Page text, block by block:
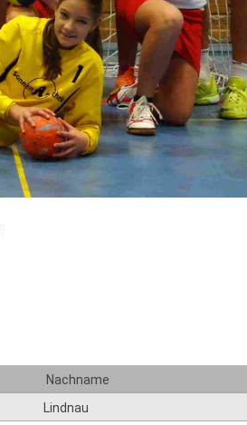
Nachname
Lindnau